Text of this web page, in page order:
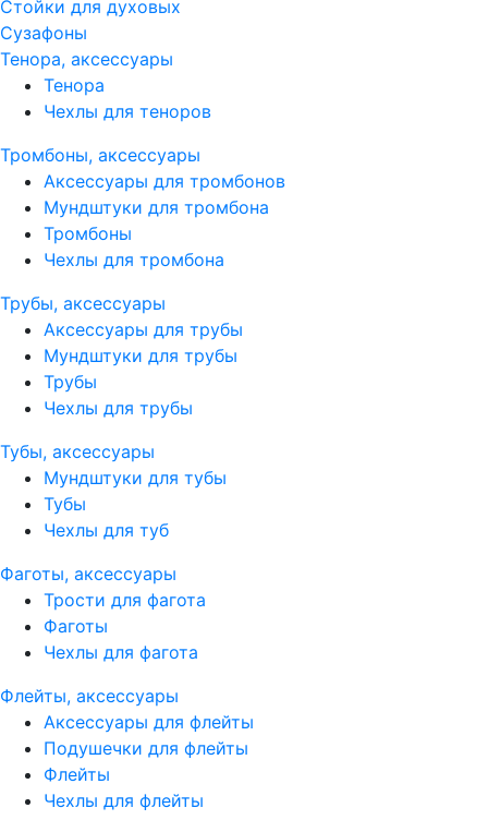
Стойки для духовых
Сузафоны
Тенора, аксессуары
Тенора
Чехлы для теноров
Тромбоны, аксессуары
Аксессуары для тромбонов
Мундштуки для тромбона
Тромбоны
Чехлы для тромбона
Трубы, аксессуары
Аксессуары для трубы
Мундштуки для трубы
Трубы
Чехлы для трубы
Тубы, аксессуары
Мундштуки для тубы
Тубы
Чехлы для туб
Фаготы, аксессуары
Трости для фагота
Фаготы
Чехлы для фагота
Флейты, аксессуары
Аксессуары для флейты
Подушечки для флейты
Флейты
Чехлы для флейты